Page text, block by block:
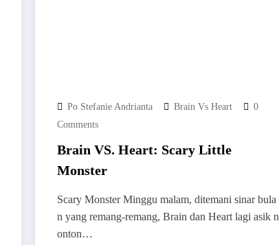
Po Stefanie Andrianta Brain Vs Heart
0
Comments
Brain VS. Heart: Scary Little
Monster
Scary Monster Minggu malam, ditemani sinar bula
n yang remang-remang, Brain dan Heart lagi asik n
onton…